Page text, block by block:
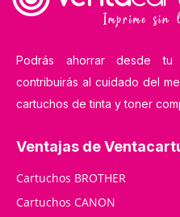
Podrás ahorrar desde
contribuirás al cuidado del
cartuchos de tinta y toner
Ventajas de
Cartuchos BROTHER
Cartuchos CANON